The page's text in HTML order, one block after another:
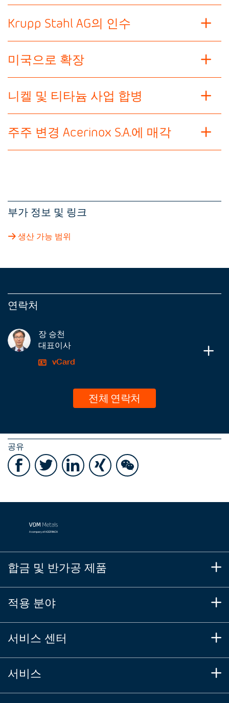
Krupp Stahl AG의 인수
미국으로 확장
니켈 및 티타늄 사업 합병
주주 변경 Acerinox S.A.에 매각
부가 정보 및 링크
생산 가능 범위
연락처
장 승천
대표이사
vCard
전체 연락처
공유
합금 및 반가공 제품
적용 분야
서비스 센터
서비스